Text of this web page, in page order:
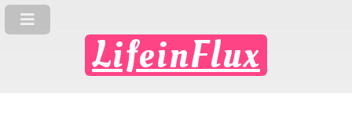
LifeinFlux